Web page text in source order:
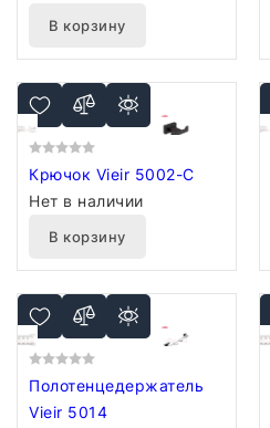
В корзину
Крючок Vieir 5002-C
Нет в наличии
В корзину
Полотенцедержатель
Vieir 5014